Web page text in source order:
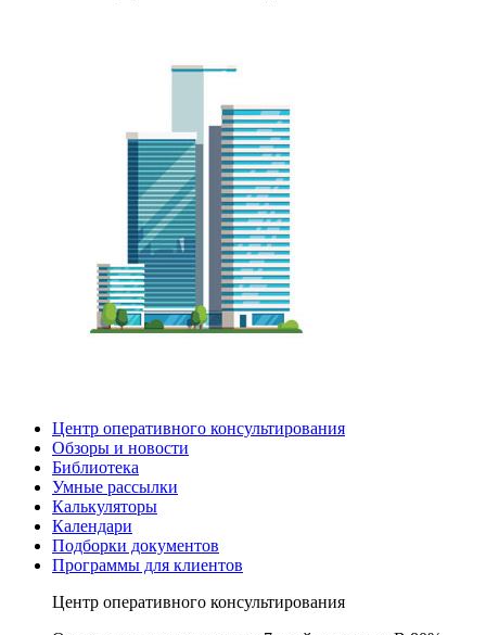
Центр оперативного консультирования
Обзоры и новости
Библиотека
Умные рассылки
Калькуляторы
Календари
Подборки документов
Программы для клиентов
Центр оперативного консультирования